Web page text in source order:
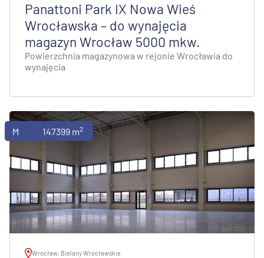
Panattoni Park IX Nowa Wieś
Wrocławska – do wynajęcia
magazyn Wrocław 5000 mkw.
Powierzchnia magazynowa w rejonie Wrocławia do
wynajęcia
Magazyny147399 m2
Wrocław, Bielany Wrocławskie